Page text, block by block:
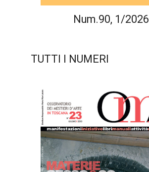
Num.90, 1/2026
TUTTI I NUMERI